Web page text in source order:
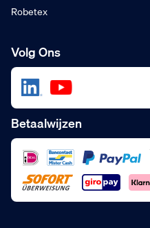
Robetex
Volg Ons
Betaalwijzen